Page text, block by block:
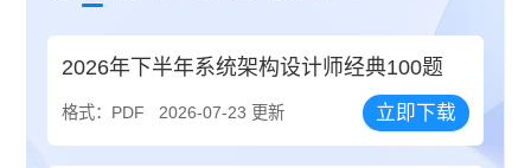
2026年下半年系统架构设计师经典100题
格式：PDF 2026-07-23 更新 立即下载